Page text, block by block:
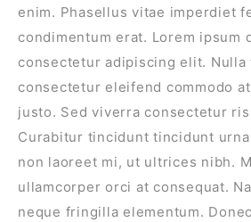
enim. Phasellus vitae imperdiet
condimentum erat. Lorem ipsum
consectetur adipiscing elit.
consectetur eleifend commodo
justo. Sed viverra consectetur
Curabitur tincidunt tincidunt urna
non laoreet mi, ut ultrices nibh.
ullamcorper orci at consequat.
neque fringilla elementum.